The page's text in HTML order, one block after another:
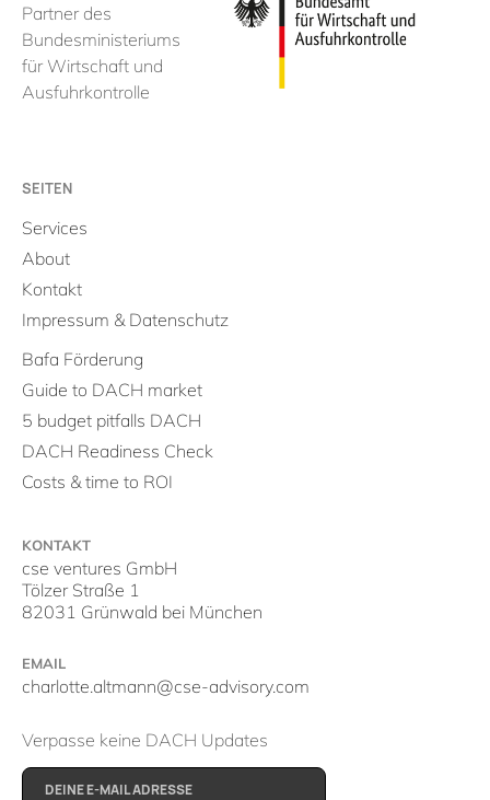
Partner des
Bundesministeriums
für Wirtschaft und
Ausfuhrkontrolle
SEITEN
Services
About
Kontakt
Impressum & Datenschutz
Bafa Förderung
Guide to DACH market
5 budget pitfalls DACH
DACH Readiness Check
Costs & time to ROI
KONTAKT
cse ventures GmbH
Tölzer Straße 1
82031 Grünwald bei München
EMAIL
charlotte.altmann@cse-advisory.com
Verpasse keine DACH Updates